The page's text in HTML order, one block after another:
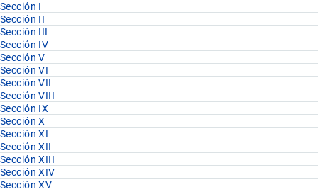
Sección I
Sección II
Sección III
Sección IV
Sección V
Sección VI
Sección VII
Sección VIII
Sección IX
Sección X
Sección XI
Sección XII
Sección XIII
Sección XIV
Sección XV